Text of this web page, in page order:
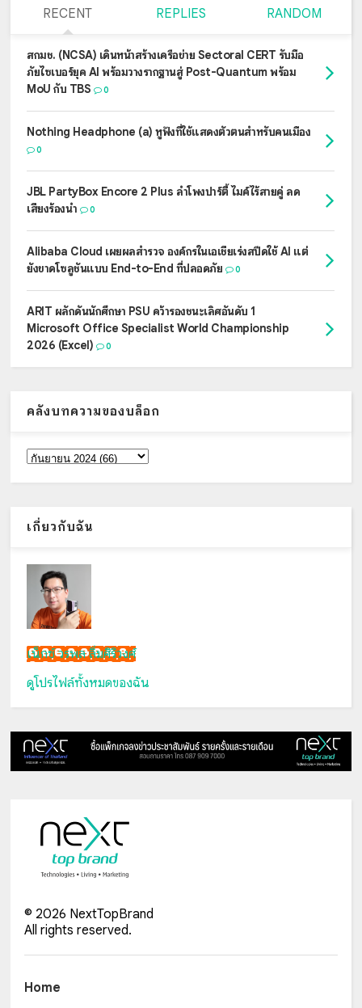
RECENT REPLIES RANDOM
สกมช. (NCSA) เดินหน้าสร้างเครือข่าย Sectoral CERT รับมือ
ภัยไซเบอร์ยุค AI พร้อมวางรากฐานสู่ Post-Quantum พร้อม
MoU กับ TBS
0
Nothing Headphone (a) หูฟังที่ใช้แสดงตัวตนสำหรับคนเมือง
0
JBL PartyBox Encore 2 Plus ลำโพงปาร์ตี้ ไมค์ไร้สายคู่ ลด
เสียงร้องนำ
0
Alibaba Cloud เผยผลสำรวจ องค์กรในเอเชียเร่งสปีดใช้ AI แต่
ยังขาดโซลูชันแบบ End-to-End ที่ปลอดภัย
0
ARIT ผลักดันนักศึกษา PSU คว้ารองชนะเลิศอันดับ 1
Microsoft Office Specialist World Championship
2026 (Excel)
0
คลังบทความของบล็อก
เกี่ยวกับฉัน
เน็กซ์ วรพล ลิ่มศิริวงศ์
ดูโปรไฟล์ทั้งหมดของฉัน
© 2026 NextTopBrand
All rights reserved.
Home